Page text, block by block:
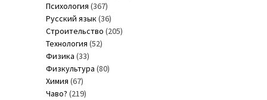
Психология (367)
Русский язык(36)
Строительство (205)
Технология (52)
Физика (33)
Физкультура (80)
Химия (67)
Чаво? (219)